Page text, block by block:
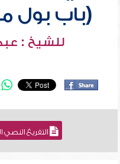
(باب بول
للشيخ :
التفريغ النصي